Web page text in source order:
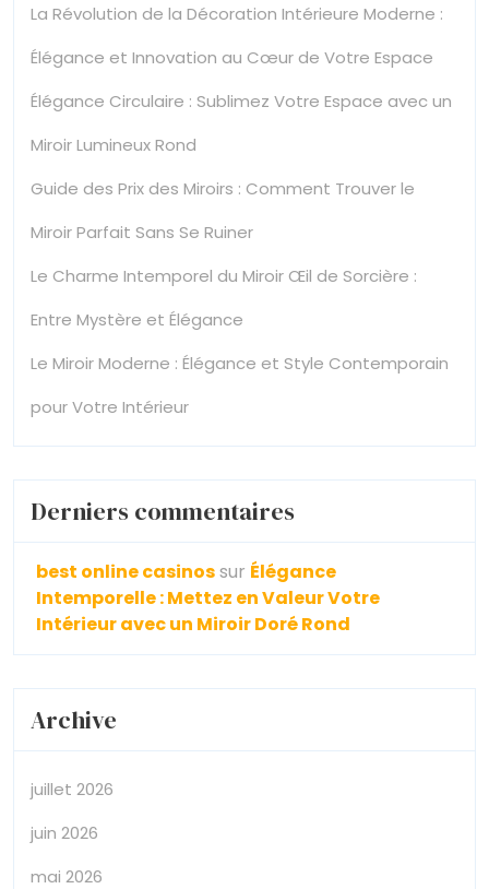
La Révolution de la Décoration Intérieure Moderne :
Élégance et Innovation au Cœur de Votre Espace
Élégance Circulaire : Sublimez Votre Espace avec un
Miroir Lumineux Rond
Guide des Prix des Miroirs : Comment Trouver le
Miroir Parfait Sans Se Ruiner
Le Charme Intemporel du Miroir Œil de Sorcière :
Entre Mystère et Élégance
Le Miroir Moderne : Élégance et Style Contemporain
pour Votre Intérieur
Derniers commentaires
best online casinossur Élégance
Intemporelle : Mettez en Valeur Votre
Intérieur avec un Miroir Doré Rond
Archive
juillet 2026
juin 2026
mai 2026